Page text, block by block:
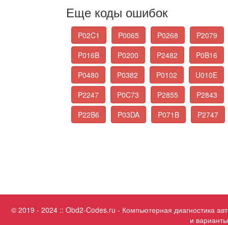
Еще коды ошибок
P02C1 P0065 P0268
P2079
P016B
P0200 P2482
P0B16
P0480
P0382 P0102
U010E
P2247
P0C73 P2855
P2843
P22B6
P03DA P071B P2747
© 2019 - 2024 :: Obd2-Codes.ru - Компьютерная диагностика
и